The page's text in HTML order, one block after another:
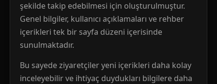
şekilde takip edebilmesi için oluşturulmuştur.
Genel bilgiler, kullanıcı açıklamaları ve rehber
içerikleri tek bir sayfa düzeni içerisinde
sunulmaktadır.
Bu sayede ziyaretçiler yeni içerikleri daha kolay
inceleyebilir ve ihtiyaç duydukları bilgilere daha